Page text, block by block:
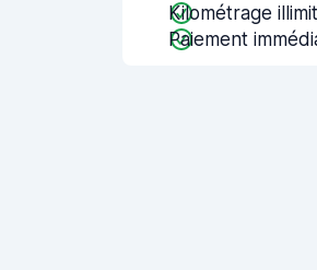
Kilométrage
Paiement